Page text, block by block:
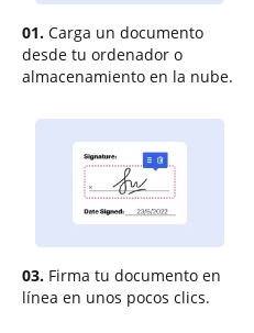
01. Carga un documento
desde tu ordenador o
almacenamiento en la nube.
03. Firma tu documento en
línea en unos pocos clics.